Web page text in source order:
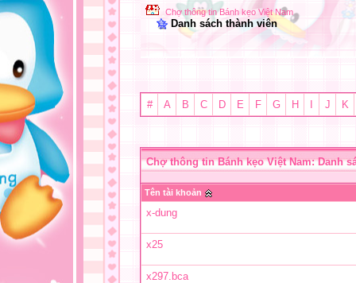
Chợ thông tin Bánh kẹo Việt Nam
Danh sách thành viên
# A B C D E F G H J K
Chợ thông tin Bánh kẹo Việt Nam: Danh
Tên tài khoản
x-dung
x25
x297.bca